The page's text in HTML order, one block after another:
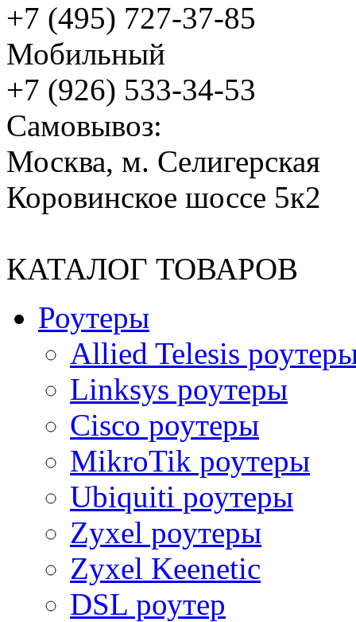
+7 (495) 727-37-85
Мобильный
+7 (926) 533-34-53
Cамовывоз:
Москва, м. Селигерская
Коровинское шоссе 5к2
КАТАЛОГ ТОВАРОВ
Роутеры
Allied Telesis
Linksys роутеры
Cisco роутеры
MikroTik роутеры
Ubiquiti роутеры
Zyxel роутеры
Zyxel Keenetic
DSL роутер